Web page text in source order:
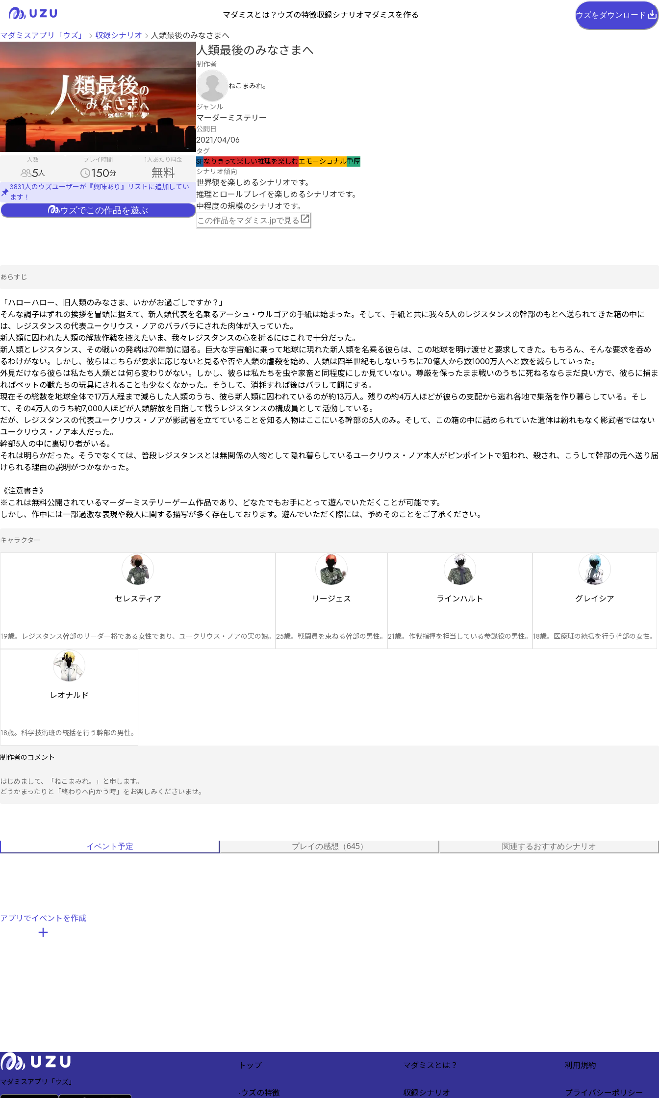
マダミスとは？ ウズの特徴収録シナリオマダミスを作る ウズをダウンロード
マダミスアプリ「ウズ」 収録シナリオ 人類最後のみなさまへ
人数
5人
プレイ時間
150分
1人あたり料金
無料
3831人のウズユーザーが『興味あり』リストに追加してい
ます！
ウズでこの作品を遊ぶ
人類最後のみなさまへ
制作者
ねこまみれ。
ジャンル
マーダーミステリー
公開日
2021/04/06
タグ
SFなりきって楽しい推理を楽しむエモーショナル重厚
シナリオ傾向
世界観を楽しめるシナリオです。
推理とロールプレイを楽しめるシナリオです。
中程度の規模のシナリオです。
この作品をマダミス.jpで見る
あらすじ
「ハローハロー、旧人類のみなさま、いかがお過ごしですか？」
そんな調子はずれの挨拶を冒頭に据えて、新人類代表を名乗るアーシュ・ウルゴアの手紙は始まった。そして、手紙と共に我々5人のレジスタンスの幹部のもとへ送られてきた箱の中に
は、レジスタンスの代表ユークリウス・ノアのバラバラにされた肉体が入っていた。
新人類に囚われた人類の解放作戦を控えたいま、我々レジスタンスの心を折るにはこれで十分だった。
新人類とレジスタンス、その戦いの発端は70年前に遡る。巨大な宇宙船に乗って地球に現れた新人類を名乗る彼らは、この地球を明け渡せと要求してきた。もちろん、そんな要求を呑め
るわけがない。しかし、彼らはこちらが要求に応じないと見るや否や人類の虐殺を始め、人類は四半世紀もしないうちに70億人から数1000万人へと数を減らしていった。
外見だけなら彼らは私たち人類とは何ら変わりがない。しかし、彼らは私たちを虫や家畜と同程度にしか見ていない。尊厳を保ったまま戦いのうちに死ねるならまだ良い方で、彼らに捕ま
ればペットの獣たちの玩具にされることも少なくなかった。そうして、消耗すれば後はバラして餌にする。
現在その総数を地球全体で17万人程まで減らした人類のうち、彼ら新人類に囚われているのが約13万人。残りの約4万人ほどが彼らの支配から逃れ各地で集落を作り暮らしている。そし
て、その4万人のうち約7,000人ほどが人類解放を目指して戦うレジスタンスの構成員として活動している。
だが、レジスタンスの代表ユークリウス・ノアが影武者を立てていることを知る人物はここにいる幹部の5人のみ。そして、この箱の中に詰められていた遺体は紛れもなく影武者ではない
ユークリウス・ノア本人だった。
幹部5人の中に裏切り者がいる。
それは明らかだった。そうでなくては、普段レジスタンスとは無関係の人物として隠れ暮らしているユークリウス・ノア本人がピンポイントで狙われ、殺され、こうして幹部の元へ送り届
けられる理由の説明がつかなかった。
《注意書き》
※これは無料公開されているマーダーミステリーゲーム作品であり、どなたでもお手にとって遊んでいただくことが可能です。
しかし、作中には一部過激な表現や殺人に関する描写が多く存在しております。遊んでいただく際には、予めそのことをご了承ください。
キャラクター
セレスティア
19歳。レジスタンス幹部のリーダー格である女性であり、ユークリウス・ノアの実の娘。
リージェス
25歳。戦闘員を束ねる幹部の男性。
ラインハルト
21歳。作戦指揮を担当している参謀役の男性。
グレイシア
18歳。医療班の統括を行う幹部の女性。
レオナルド
18歳。科学技術班の統括を行う幹部の男性。
制作者のコメント
はじめまして、「ねこまみれ。」と申します。
どうかまったりと「終わりへ向かう時」をお楽しみくださいませ。
イベント予定 プレイの感想（645） 関連するおすすめシナリオ
アプリでイベントを作成
マダミスアプリ「ウズ」
トップ
-ウズの特徴
マダミスとは？
収録シナリオ
利用規約
プライバシーポリシー